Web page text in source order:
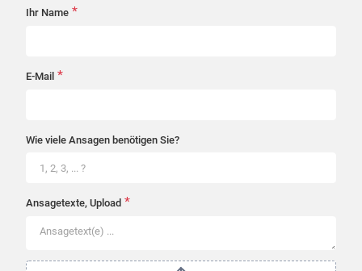
startseite-
Ihr Name *
E-Mail *
Wie viele Ansagen benötigen Sie?
Ansagetexte, Upload *